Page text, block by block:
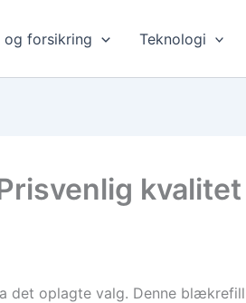
forsikring Teknologi
kvalitet
det oplagte valg. Denne